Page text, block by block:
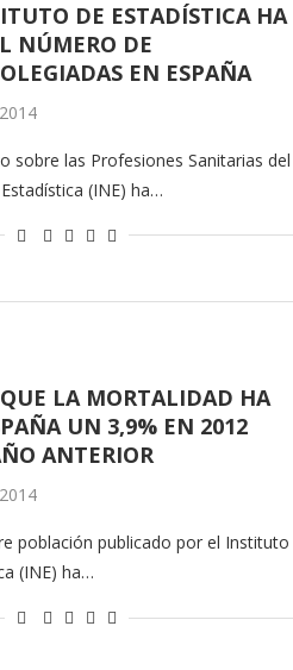
DE ESTADÍSTICA HA
NÚMERO DE
EN ESPAÑA
sobre las Profesiones Sanitarias del
(INE) ha…
LA MORTALIDAD HA
UN 3,9% EN 2012
ANTERIOR
población publicado por el Instituto
(INE) ha…